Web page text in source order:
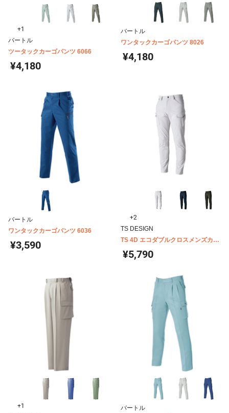
+1
バートル
ツータックカーゴパンツ 6066
¥4,180
バートル
ワンタックカーゴパンツ 8026
¥4,180
バートル
ワンタックカーゴパンツ 6036
¥3,590
+2
TS DESIGN
TS 4D エコダブルクロスメンズカー
ゴパンツ 5614
¥5,790
+1
バートル